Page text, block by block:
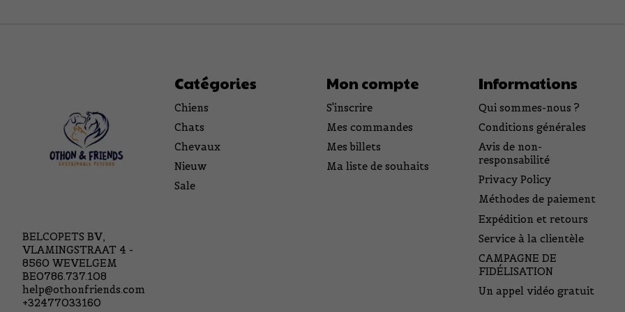
BELCOPETS BV,
VLAMINGSTRAAT 4 -
8560 WEVELGEM
BE0786.737.108
help@othonfriends.com
+32477033160
Catégories
Chiens
Chats
Chevaux
Nieuw
Sale
Mon compte
S'inscrire
Mes commandes
Mes billets
Ma liste de souhaits
Informations
Qui sommes-nous ?
Conditions générales
Avis de non-
responsabilité
Privacy Policy
Méthodes de paiement
Expédition et retours
Service à la clientèle
CAMPAGNE DE
FIDÉLISATION
Un appel vidéo gratuit